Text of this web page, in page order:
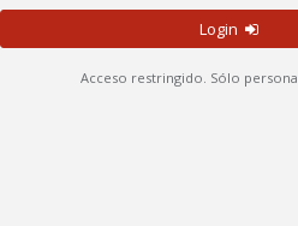
Login
Acceso restringido. Sólo